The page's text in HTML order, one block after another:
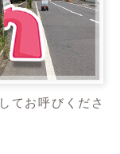
てお呼びくださ